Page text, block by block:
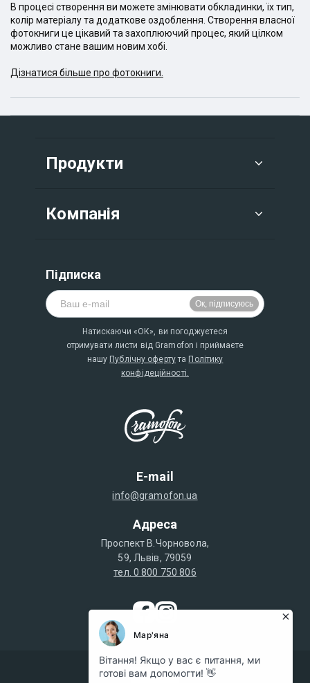
В процесі створення ви можете змінювати обкладинки, їх тип,
колір матеріалу та додаткове оздоблення. Створення власної
фотокниги це цікавий та захоплюючий процес, який цілком
можливо стане вашим новим хобі.
Дізнатися більше про фотокниги.
E-mail
info@gramofon.ua
Адреса
Проспект В.Чорновола,
59, Львів, 79059
тел. 0 800 750 806
Продукти
Компанія
Підписка
Натискаючи «ОК», ви погоджуєтеся
отримувати листи від Gramofon і приймаєте
нашу Публічну офертута Політику
конфідеційності.